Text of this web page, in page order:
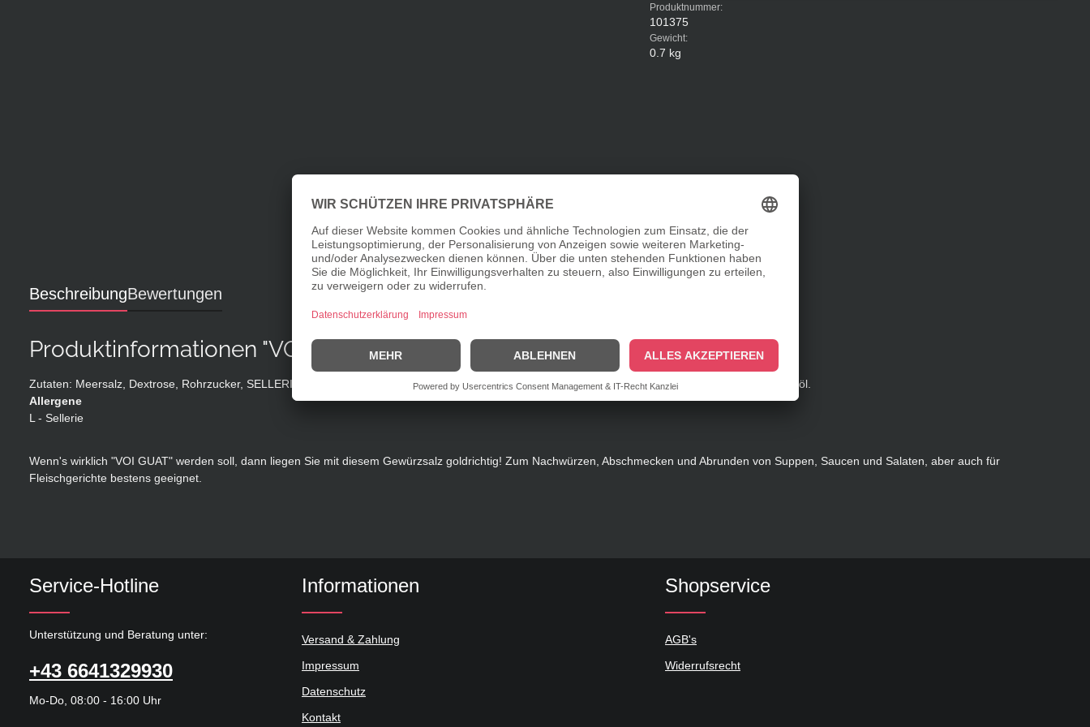
Produktnummer:
101375
Gewicht:
0.7 kg
BeschreibungBewertungen
Produktinformationen "VOI GUAT - Würzsalz"
Zutaten: Meersalz, Dextrose, Rohrzucker, SELLERIE, Zwiebel,Karotten, natürliches Aroma, Kurkuma, Knoblauch, Petersilie,Zitronenfruchtpulver, Rapsöl.
Allergene
L - Sellerie
Wenn's wirklich "VOI GUAT" werden soll, dann liegen Sie mit diesem Gewürzsalz goldrichtig! Zum Nachwürzen, Abschmecken und Abrunden von Suppen, Saucen und Salaten, aber auch für
Fleischgerichte bestens geeignet.
Service-Hotline
Unterstützung und Beratung unter:
+43 6641329930
Mo-Do, 08:00 - 16:00 Uhr
Informationen
Versand & Zahlung
Impressum
Datenschutz
Kontakt
Shopservice
AGB's
Widerrufsrecht